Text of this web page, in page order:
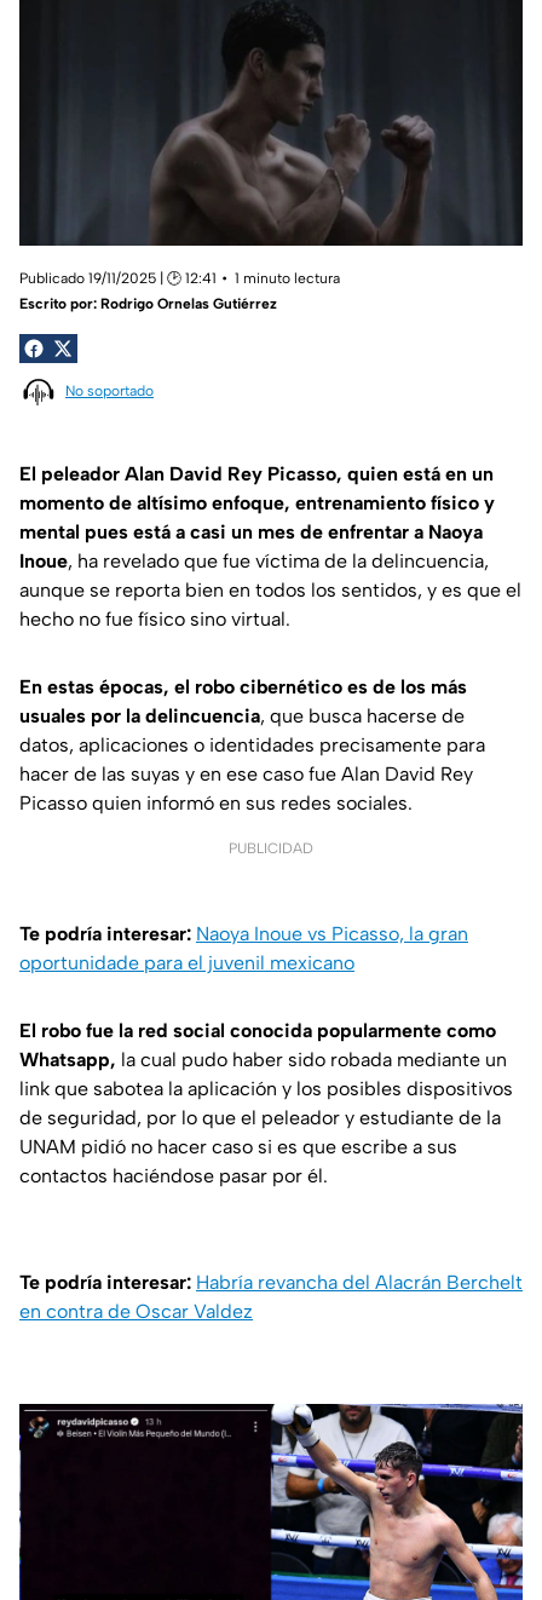
Publicado 19/11/2025 | 🕑 12:41
1 minuto lectura
Escrito por: Rodrigo Ornelas Gutiérrez
No soportado
El peleador Alan David Rey Picasso, quien está en un
momento de altísimo enfoque, entrenamiento físico y
mental pues está a casi un mes de enfrentar a Naoya
Inoue, ha revelado que fue víctima de la delincuencia,
aunque se reporta bien en todos los sentidos, y es que el
hecho no fue físico sino virtual.
En estas épocas, el robo cibernético es de los más
usuales por la delincuencia, que busca hacerse de
datos, aplicaciones o identidades precisamente para
hacer de las suyas y en ese caso fue Alan David Rey
Picasso quien informó en sus redes sociales.
PUBLICIDAD
Te podría interesar: Naoya Inoue vs Picasso, la gran
oportunidade para el juvenil mexicano
El robo fue la red social conocida popularmente como
Whatsapp, la cual pudo haber sido robada mediante un
link que sabotea la aplicación y los posibles dispositivos
de seguridad, por lo que el peleador y estudiante de la
UNAM pidió no hacer caso si es que escribe a sus
contactos haciéndose pasar por él.
Te podría interesar: Habría revancha del Alacrán Berchelt
en contra de Oscar Valdez